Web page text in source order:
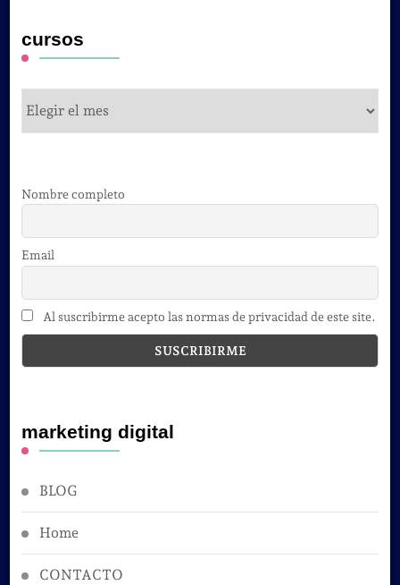
cursos
Nombre completo
Email
Al suscribirme acepto las normas de privacidad de este site.
marketing digital
BLOG
Home
CONTACTO